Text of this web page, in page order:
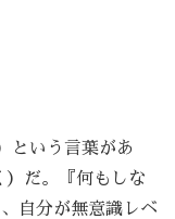
という言葉があ
）だ。『何もしな
自分が無意識レベ